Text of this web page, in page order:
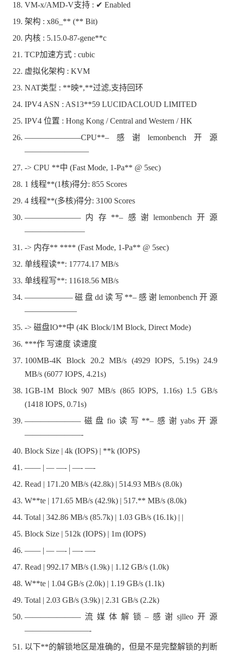
VM-x/AMD-V支持 : ✔ Enabled
架构 : x86_** (** Bit)
内核 : 5.15.0-87-gene**c
TCP加速方式 : cubic
虚拟化架构 : KVM
NAT类型 : **映*,**过滤,支持回环
IPV4 ASN : AS13**59 LUCIDACLOUD LIMITED
IPV4 位置 : Hong Kong / Central and Western / HK
———————CPU**–感谢lemonbench开源
————————
-> CPU **中 (Fast Mode, 1-Pa** @ 5sec)
1 线程**(1核)得分: 855 Scores
4 线程**(多核)得分: 3100 Scores
———————内存**–感谢lemonbench开源
———————–
-> 内存** **** (Fast Mode, 1-Pa** @ 5sec)
单线程读**: 17774.17 MB/s
单线程写**: 11618.56 MB/s
——————磁盘dd读写**–感谢lemonbench开源
——————–
-> 磁盘IO**中 (4K Block/1M Block, Direct Mode)
***作 写速度 读速度
100MB-4K Block 20.2 MB/s (4929 IOPS, 5.19s) 24.9
MB/s (6077 IOPS, 4.21s)
1GB-1M Block 907 MB/s (865 IOPS, 1.16s) 1.5 GB/s
(1418 IOPS, 0.71s)
———————磁盘fio读写**–感谢yabs开源
———————-
Block Size | 4k (IOPS) | **k (IOPS)
—— | — —- | —- —-
Read | 171.20 MB/s (42.8k) | 514.93 MB/s (8.0k)
W**te | 171.65 MB/s (42.9k) | 517.** MB/s (8.0k)
Total | 342.86 MB/s (85.7k) | 1.03 GB/s (16.1k) | |
Block Size | 512k (IOPS) | 1m (IOPS)
—— | — —- | —- —-
Read | 992.17 MB/s (1.9k) | 1.12 GB/s (1.0k)
W**te | 1.04 GB/s (2.0k) | 1.19 GB/s (1.1k)
Total | 2.03 GB/s (3.9k) | 2.31 GB/s (2.2k)
———————流媒体解锁–感谢sjlleo开源
————————-
以下**的解锁地区是准确的，但是不是完整解锁的判断